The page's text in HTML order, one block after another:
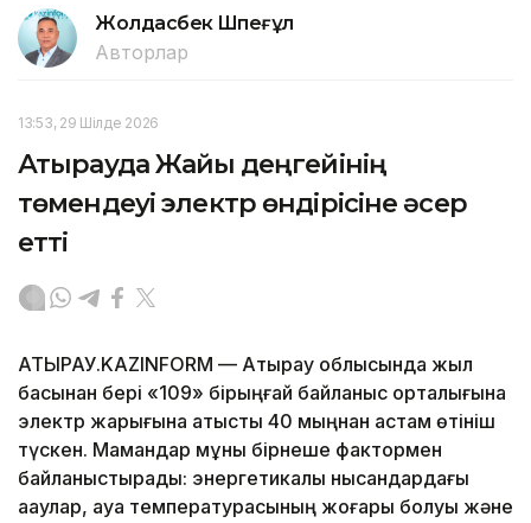
Жолдасбек Шөпеғұл
Авторлар
13:53, 29 Шілде 2026
Атырауда Жайық деңгейінің
төмендеуі электр өндірісіне әсер
етті
АТЫРАУ.KAZINFORM — Атырау облысында жыл
басынан бері «109» бірыңғай байланыс орталығына
электр жарығына қатысты 40 мыңнан астам өтініш
түскен. Мамандар мұны бірнеше фактормен
байланыстырады: энергетикалық нысандардағы
ақаулар, ауа температурасының жоғары болуы және